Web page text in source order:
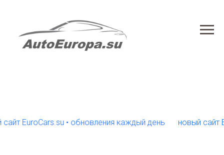
• обновления каждый день новый сайт